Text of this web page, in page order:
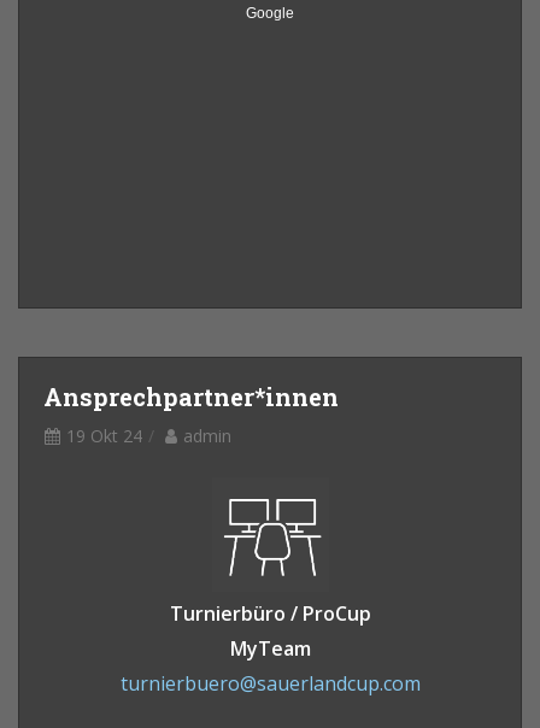
Google
Ansprechpartner*innen
19 Okt 24 admin
Turnierbüro / ProCup
MyTeam
turnierbuero@sauerlandcup.com